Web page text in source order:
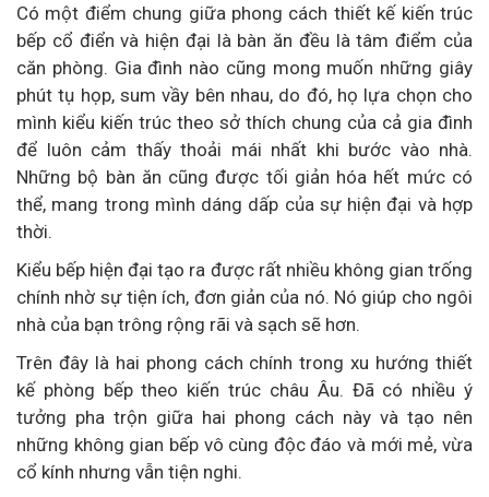
Có một điểm chung giữa phong cách thiết kế kiến trúc
bếp cổ điển và hiện đại là bàn ăn đều là tâm điểm của
căn phòng. Gia đình nào cũng mong muốn những giây
phút tụ họp, sum vầy bên nhau, do đó, họ lựa chọn cho
mình kiểu kiến trúc theo sở thích chung của cả gia đình
để luôn cảm thấy thoải mái nhất khi bước vào nhà.
Những bộ bàn ăn cũng được tối giản hóa hết mức có
thể, mang trong mình dáng dấp của sự hiện đại và hợp
thời.
Kiểu bếp hiện đại tạo ra được rất nhiều không gian trống
chính nhờ sự tiện ích, đơn giản của nó. Nó giúp cho ngôi
nhà của bạn trông rộng rãi và sạch sẽ hơn.
Trên đây là hai phong cách chính trong xu hướng thiết
kế phòng bếp theo kiến trúc châu Âu. Đã có nhiều ý
tưởng pha trộn giữa hai phong cách này và tạo nên
những không gian bếp vô cùng độc đáo và mới mẻ, vừa
cổ kính nhưng vẫn tiện nghi.